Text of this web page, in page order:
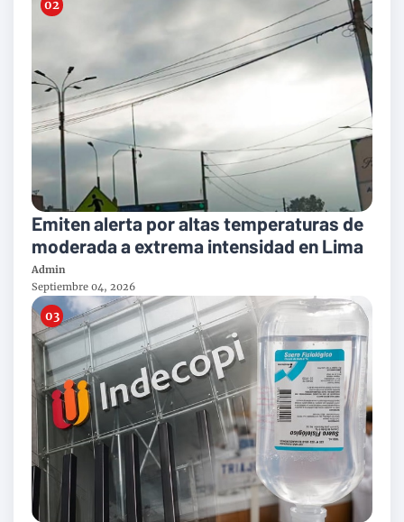
Emiten alerta por altas temperaturas de
moderada a extrema intensidad en Lima
Admin
Septiembre 04, 2026